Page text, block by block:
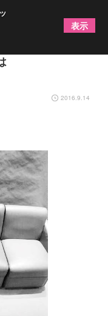
アナログ専門レ
2016.9.14
表示